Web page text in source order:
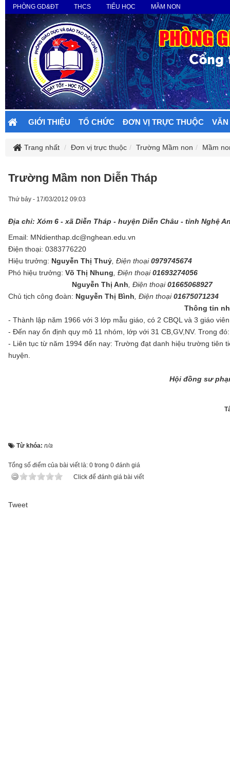
PHÒNG GD&ĐT THCS TIỂU HỌC MẦM NON
GIỚI THIỆU TỔ CHỨC ĐƠN VỊ TRỰC THUỘC
Trang nhất Đơn vị trực thuộc Trường Mầm non Mầm
Trường Mầm non Diễn Tháp
Thứ bảy - 17/03/2012 09:03
Địa chỉ: Xóm 6 - xã Diễn Tháp - huyện Diễn Châu - tỉnh Nghệ
Email: MNdienthap.dc@nghean.edu.vn
Điện thoại: 0383776220
Hiệu trưởng: Nguyễn Thị Thuỷ, Điện thoại0979745674
Phó hiệu trưởng: Võ Thị Nhung, Điện thoại01693274056
Nguyễn Thị Anh, Điện thoại01665068927
Chủ tịch công đoàn: Nguyễn Thị Bình, Điện thoại01675071234
Thông tin
- Thành lập năm 1966 với 3 lớp mẫu giáo, có 2 CBQL và 3 giáo viên
- Đến nay ổn định quy mô 11 nhóm, lớp với 31 CB,GV,NV. Trong
- Liên tục từ năm 1994 đến nay: Trường đạt danh hiệu trường tiên
huyện.
Hội đồng sư
Từ khóa: n/a
Tổng số điểm của bài viết là: 0 trong 0 đánh giá
Click để đánh giá bài viết
Tweet